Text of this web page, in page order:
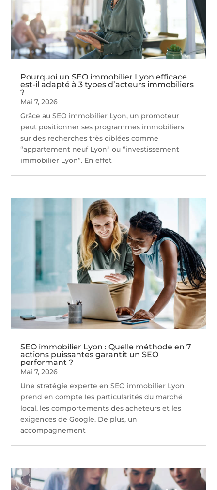
Pourquoi un SEO immobilier Lyon efficace
est-il adapté à 3 types d’acteurs immobiliers
?
Mai 7, 2026
Grâce au SEO immobilier Lyon, un promoteur
peut positionner ses programmes immobiliers
sur des recherches très ciblées comme
“appartement neuf Lyon” ou “investissement
immobilier Lyon”. En effet
SEO immobilier Lyon : Quelle méthode en 7
actions puissantes garantit un SEO
performant ?
Mai 7, 2026
Une stratégie experte en SEO immobilier Lyon
prend en compte les particularités du marché
local, les comportements des acheteurs et les
exigences de Google. De plus, un
accompagnement